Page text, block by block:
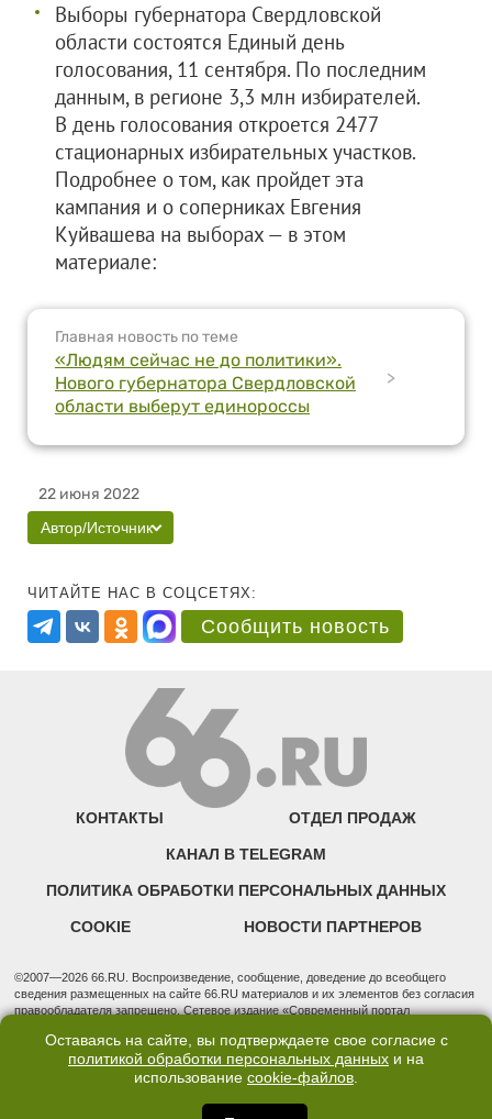
Выборы губернатора Свердловской
области состоятся Единый день
голосования, 11 сентября. По последним
данным, в регионе 3,3 млн избирателей.
В день голосования откроется 2477
стационарных избирательных участков.
Подробнее о том, как пройдет эта
кампания и о соперниках Евгения
Куйвашева на выборах — в этом
материале:
Главная новость по теме
«Людям сейчас не до политики».
Нового губернатора Свердловской
области выберут единороссы
>
22 июня 2022
Автор/Источник
ЧИТАЙТЕ НАС В СОЦСЕТЯХ:
Сообщить новость
КОНТАКТЫ ОТДЕЛ ПРОДАЖ
КАНАЛ В TELEGRAM
ПОЛИТИКА ОБРАБОТКИ ПЕРСОНАЛЬНЫХ ДАННЫХ
COOKIE НОВОСТИ ПАРТНЕРОВ
©2007—2026 66.RU. Воспроизведение, сообщение, доведение до всеобщего
сведения размещенных на сайте 66.RU материалов и их элементов без согласия
правообладателя запрещено. Сетевое издание «Современный портал
надзору в сфере связи, информационных технологий и массовых коммуникаций
(Роскомнадзор). Регистрационный номер ЭЛ № ФС 77 - 76634 от 02.09.2019
Учредитель: Общество с ограниченной ответственностью "66.ру". Юридический
3, оф. 7015 Фактический адрес редакции и отдела продаж: 620014, Свердловская
Оставаясь на сайте, вы подтверждаете свое согласие с
политикой обработки персональных данных и на
использование cookie-файлов.